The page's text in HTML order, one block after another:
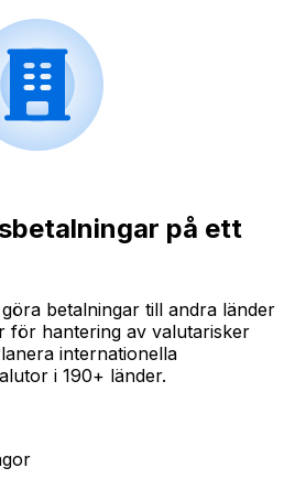
på ett
betalningar till andra länder
för hantering av valutarisker
internationella
i 190+ länder.